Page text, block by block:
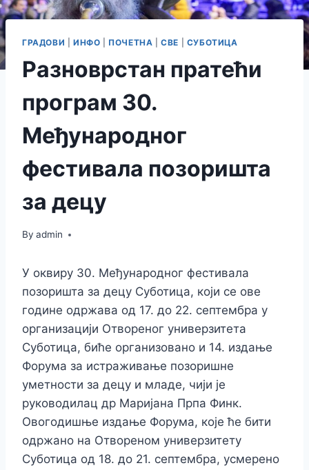
ГРАДОВИ ИНФО ПОЧЕТНА |СВЕ СУБОТИЦА
Разноврстан пратећи
програм 30.
Међународног
фестивала позоришта
за децу
By admin
У оквиру 30. Међународног фестивала
позоришта за децу Суботица, који се ове
године одржава од 17. до 22. септембра у
организацији Отвореног универзитета
Суботица, биће организовано и 14. издање
Форума за истраживање позоришне
уметности за децу и младе, чији је
руководилац др Маријана Прпа Финк.
Овогодишње издање Форума, које ће бити
одржано на Отвореном универзитету
Суботица од 18. до 21. септембра, усмерено